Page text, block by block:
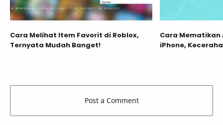
Cara Melihat Item Favorit di Roblox,
Ternyata Mudah Banget!
Cara
iPhone,